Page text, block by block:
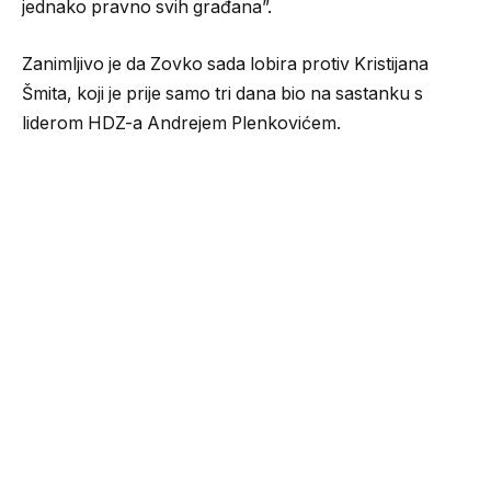
jednako pravno svih građana”.
Zanimljivo je da Zovko sada lobira protiv Kristijana
Šmita, koji je prije samo tri dana bio na sastanku s
liderom HDZ-a Andrejem Plenkovićem.